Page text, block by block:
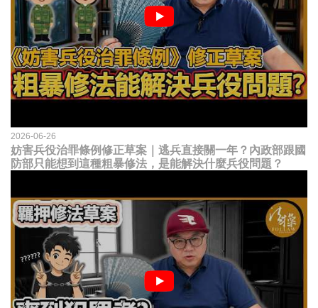
2026-06-26
妨害兵役治罪條例修正草案｜逃兵直接關一年？內政部跟國
防部只能想到這種粗暴修法，是能解決什麼兵役問題？